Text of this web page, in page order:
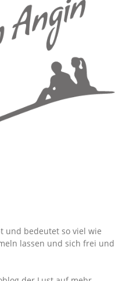
und bedeutet so viel wie
lassen und sich frei und